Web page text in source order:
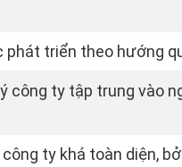
phát triển theo hướng
công ty tập trung vào
ty khá toàn diện,